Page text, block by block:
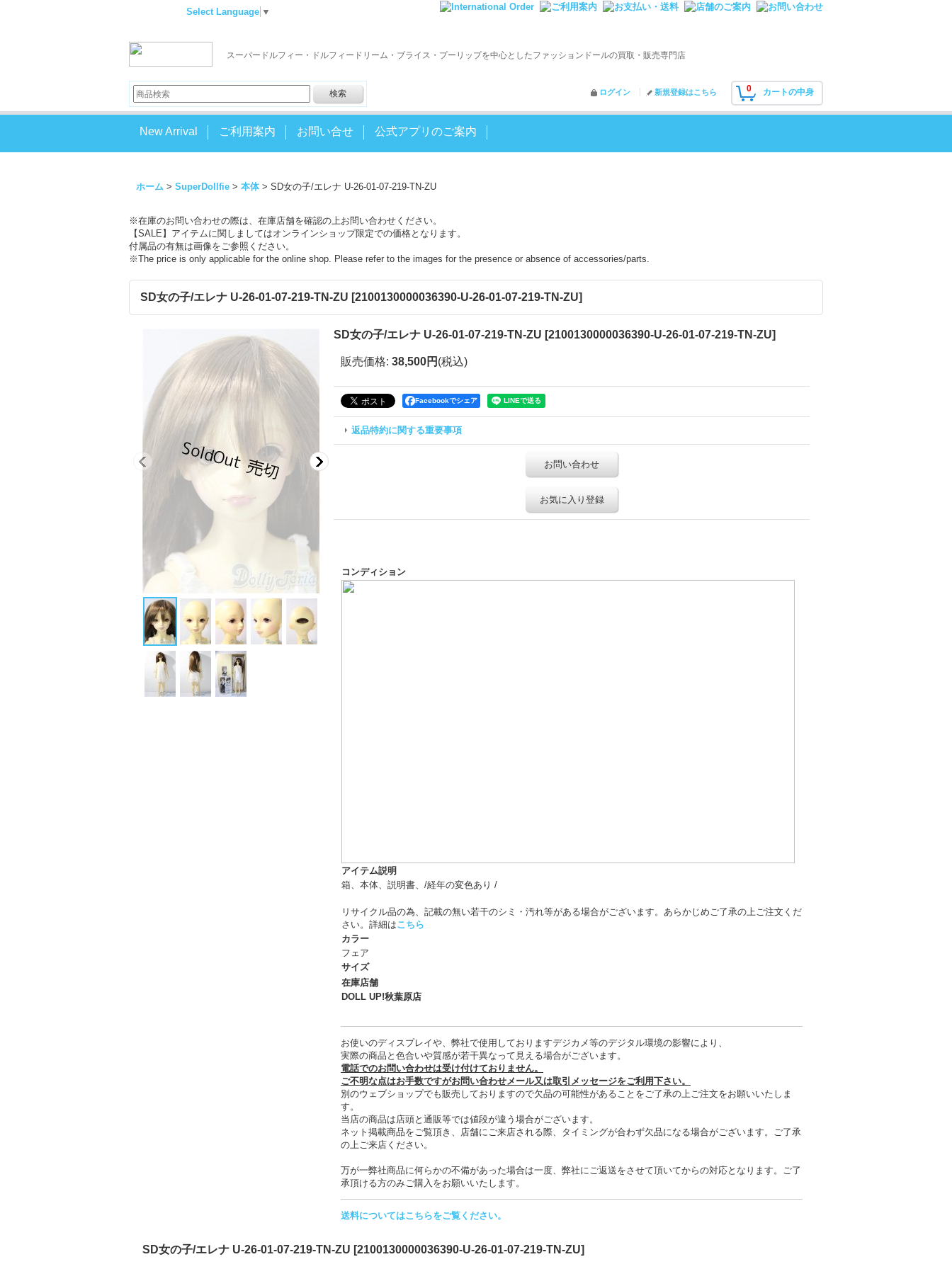
Select Language ▼
スーパードルフィー・ドルフィードリーム・ブライス・プーリップを中心としたファッションドールの買取・販売専門店
0 カートの中身
ログイン 新規登録はこちら
New Arrival ご利用案内 お問い合せ 公式アプリのご案内
ホーム > SuperDollfie > 本体 > SD女の子/エレナ U-26-01-07-219-TN-ZU
※在庫のお問い合わせの際は、在庫店舗を確認の上お問い合わせください。
【SALE】アイテムに関しましてはオンラインショップ限定での価格となります。
付属品の有無は画像をご参照ください。
※The price is only applicable for the online shop. Please refer to the images for the presence or absence of accessories/parts.
SD女の子/エレナ U-26-01-07-219-TN-ZU [2100130000036390-U-26-01-07-219-TN-ZU]
SD女の子/エレナ U-26-01-07-219-TN-ZU [2100130000036390-U-26-01-07-219-TN-ZU]
販売価格: 38,500円 (税込)
Facebookでシェア
返品特約に関する重要事項
お問い合わせ
お気に入り登録
コンディション
アイテム説明
箱、本体、説明書、/経年の変色あり /
リサイクル品の為、記載の無い若干のシミ・汚れ等がある場合がございます。あらかじめご了承の上ご注文くだ
さい。詳細はこちら
カラー
フェア
サイズ
在庫店舗
DOLL UP!秋葉原店
お使いのディスプレイや、弊社で使用しておりますデジカメ等のデジタル環境の影響により、
実際の商品と色合いや質感が若干異なって見える場合がございます。
電話でのお問い合わせは受け付けておりません。
ご不明な点はお手数ですがお問い合わせメール又は取引メッセージをご利用下さい。
別のウェブショップでも販売しておりますので欠品の可能性があることをご了承の上ご注文をお願いいたしま
す。
当店の商品は店頭と通販等では値段が違う場合がございます。
ネット掲載商品をご覧頂き、店舗にご来店される際、タイミングが合わず欠品になる場合がございます。ご了承
の上ご来店ください。
万が一弊社商品に何らかの不備があった場合は一度、弊社にご返送をさせて頂いてからの対応となります。ご了
承頂ける方のみご購入をお願いいたします。
送料についてはこちらをご覧ください。
SD女の子/エレナ U-26-01-07-219-TN-ZU [2100130000036390-U-26-01-07-219-TN-ZU]